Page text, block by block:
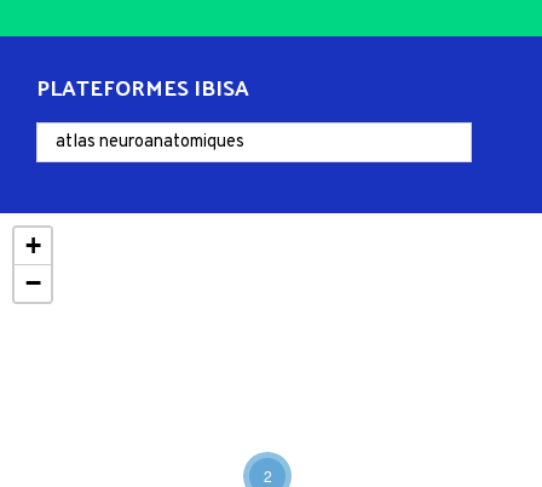
PLATEFORMES IBISA
2
+
−